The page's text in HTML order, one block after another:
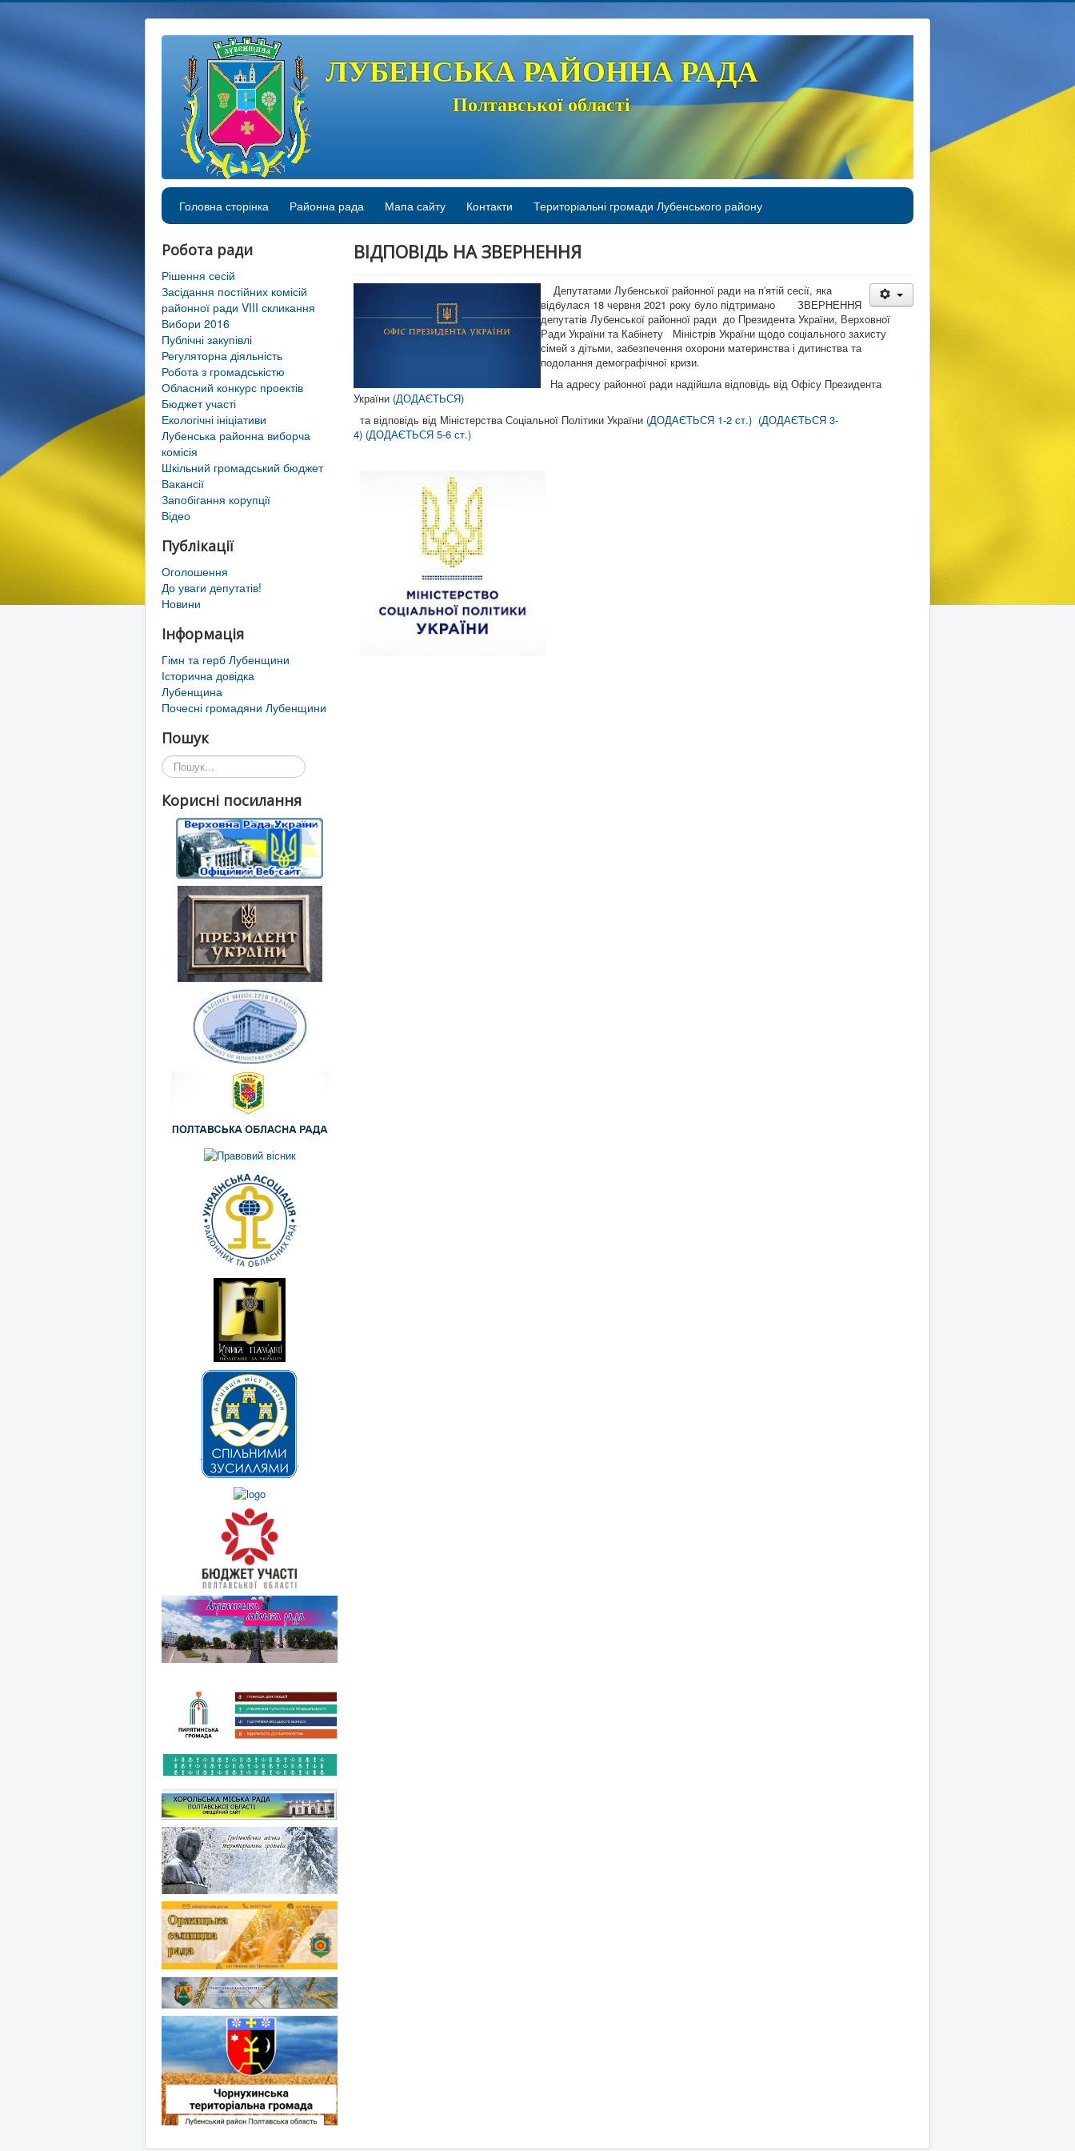
ЛУБЕНСЬКА РАЙОННА РАДА
Полтавської області
Головна сторінка Районна рада Мапа сайту Контакти Територіальні громади Лубенського району
Робота ради
Рішення сесій
Засідання постійних комісій
районної ради VIII скликання
Вибори 2016
Публічні закупівлі
Регуляторна діяльність
Робота з громадськістю
Обласний конкурс проектів
Бюджет участі
Екологічні ініціативи
Лубенська районна виборча
комісія
Шкільний громадський бюджет
Вакансії
Запобігання корупції
Відео
Публікації
Оголошення
До уваги депутатів!
Новини
Інформація
Гімн та герб Лубенщини
Історична довідка
Лубенщина
Почесні громадяни Лубенщини
Пошук
Пошук...
Корисні посилання
ВІДПОВІДЬ НА ЗВЕРНЕННЯ
Депутатами Лубенської районної ради на п′ятій сесії, яка
відбулася 18 червня 2021 року було підтримано ЗВЕРНЕННЯ
депутатів Лубенської районної ради до Президента України, Верховної
Ради України та Кабінету Міністрів України щодо соціального захисту
сімей з дітьми, забезпечення охорони материнства і дитинства та
подолання демографічної кризи.
На адресу районної ради надійшла відповідь від Офісу Президента
України (ДОДАЄТЬСЯ)
та відповідь від Міністерства Соціальної Політики України (ДОДАЄТЬСЯ 1-2 ст.) (ДОДАЄТЬСЯ 3-
4) (ДОДАЄТЬСЯ 5-6 ст.)